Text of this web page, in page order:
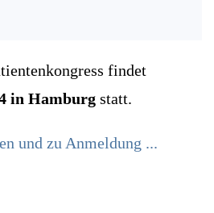
findet
in Hamburg statt.
und zu Anmeldung ...